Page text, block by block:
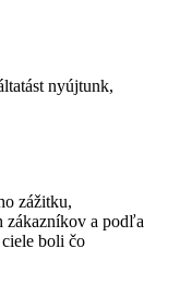
nyújtunk,
zážitku,
zákazníkov a podľa
boli čo